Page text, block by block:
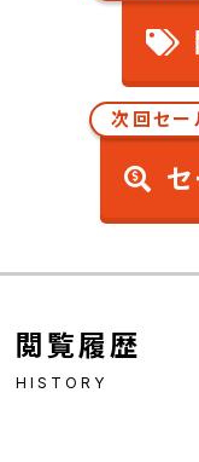
次回セー
閲覧履歴
HISTORY